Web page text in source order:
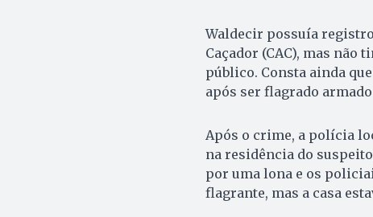
Waldecir possuía
Caçador (CAC), mas
público. Consta ainda
após ser flagrado
Após o crime, a polícia
na residência do
por uma lona e os
flagrante, mas a casa